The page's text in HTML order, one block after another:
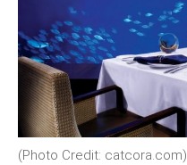
(Photo Credit: catcora.com)